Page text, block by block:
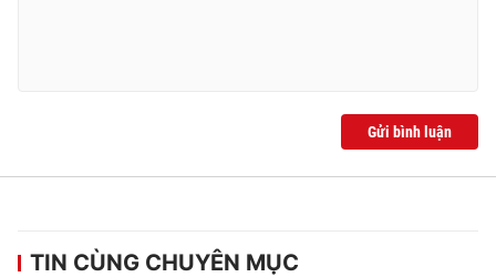
Gửi bình luận
TIN CÙNG CHUYÊN MỤC